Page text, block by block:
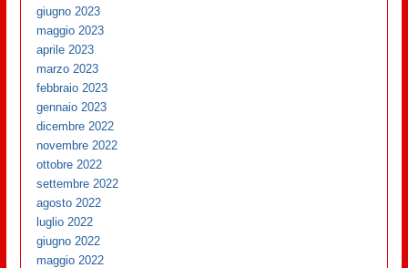
giugno 2023
maggio 2023
aprile 2023
marzo 2023
febbraio 2023
gennaio 2023
dicembre 2022
novembre 2022
ottobre 2022
settembre 2022
agosto 2022
luglio 2022
giugno 2022
maggio 2022